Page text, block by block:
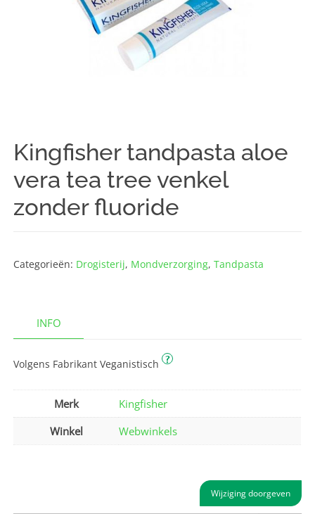
Kingfisher tandpasta aloe
vera tea tree venkel
zonder fluoride
Categorieën: Drogisterij, Mondverzorging,Tandpasta
INFO
Volgens Fabrikant Veganistisch ?
Merk
Kingfisher
Winkel
Webwinkels
Wijziging doorgeven